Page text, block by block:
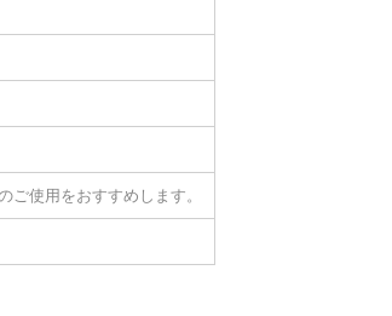
ご使用をおすすめします。